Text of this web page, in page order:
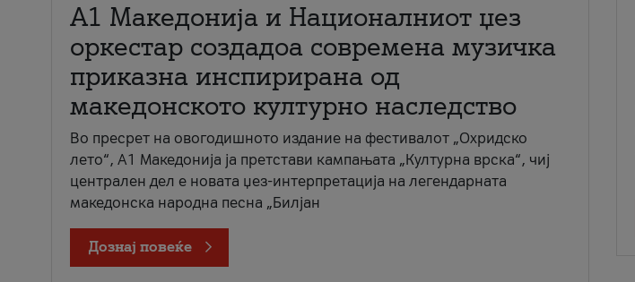
А1 Македонија и Националниот џез
оркестар создадоа современа музичка
приказна инспирирана од
македонското културно наследство
Во пресрет на овогодишното издание на фестивалот „Охридско
лето“, А1 Македонија ја претстави кампањата „Културна врска“, чиј
централен дел е новата џез-интерпретација на легендарната
македонска народна песна „Билјан
Дознај повеќе